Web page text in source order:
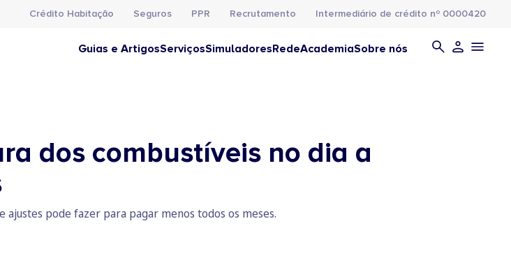
Crédito Habitação Seguros PPR Recrutamento Intermediário de crédito nº 0000420
Guias e ArtigosServiçosSimuladoresRedeAcademiaSobre nós
dos combustíveis no dia a
ajustes pode fazer para pagar menos todos os meses.